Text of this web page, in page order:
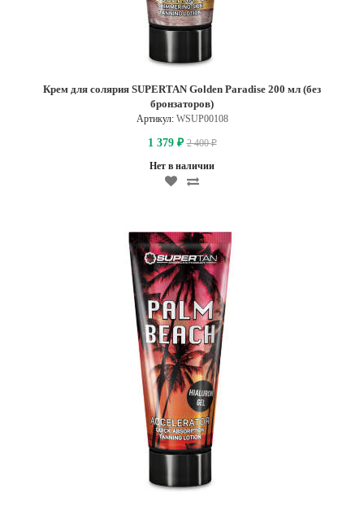
Крем для солярия SUPERTAN Golden Paradise 200 мл (без
бронзаторов)
Артикул: WSUP00108
1 379 ₽ 2 400₽
Нет в наличии